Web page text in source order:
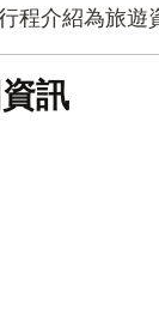
程介紹為旅遊
訊